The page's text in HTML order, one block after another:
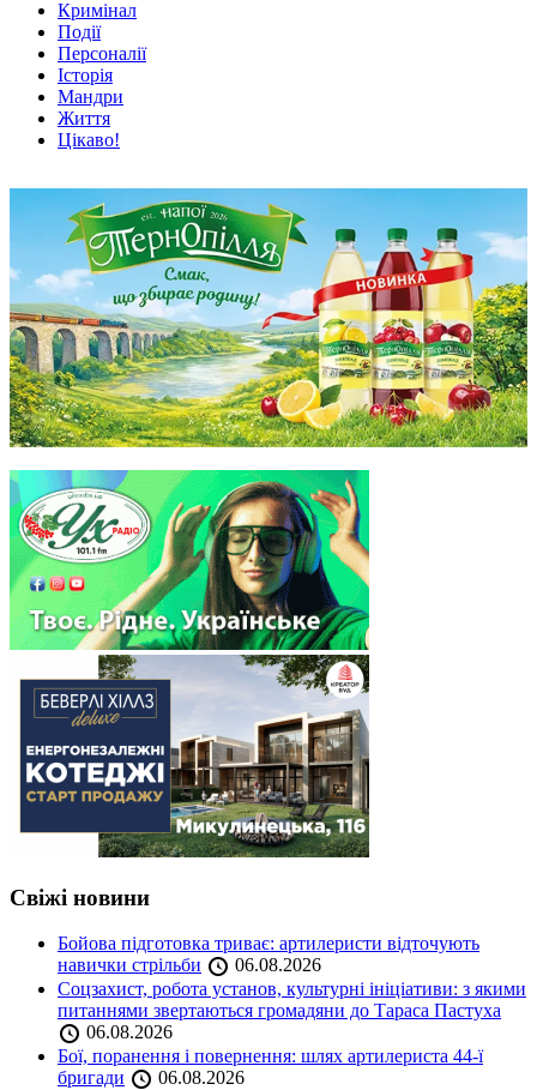
Кримінал
Події
Персоналії
Історія
Мандри
Життя
Цікаво!
Свіжі новини
Бойова підготовка триває: артилеристи відточують
навички стрільби
06.08.2026
Соцзахист, робота установ, культурні ініціативи: з якими
питаннями звертаються громадяни до Тараса Пастуха
06.08.2026
Бої, поранення і повернення: шлях артилериста 44-ї
бригади
06.08.2026